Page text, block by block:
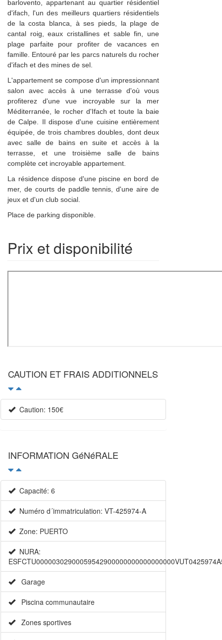
barlovento, appartenant au quartier résidentiel
d'ifach, l'un des meilleurs quartiers résidentiels
de la costa blanca, à ses pieds, la plage de
cantal roig, eaux cristallines et sable fin, une
plage parfaite pour profiter de vacances en
famille. Entouré par les parcs naturels du rocher
d'ifach et des mines de sel.
L'appartement se compose d'un impressionnant
salon avec accès à une terrasse d'où vous
profiterez d'une vue incroyable sur la mer
Méditerranée, le rocher d'Ifach et toute la baie
de Calpe. Il dispose d'une cuisine entièrement
équipée, de trois chambres doubles, dont deux
avec salle de bains en suite et accès à la
terrasse, et une troisième salle de bains
complète cet incroyable appartement.
La résidence dispose d'une piscine en bord de
mer, de courts de paddle tennis, d'une aire de
jeux et d'un club social.
Place de parking disponible.
Prix et disponibilité
CAUTION ET FRAIS ADDITIONNELS
Caution: 150€
INFORMATION GéNéRALE
Capacité: 6
Numéro d´immatriculation: VT-425974-A
Zone: PUERTO
NURA:
Garage
Piscina communautaire
Zones sportives